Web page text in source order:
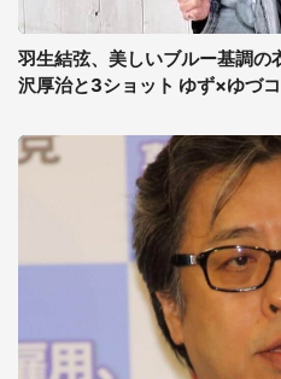
羽生結弦、美しいブルー基調の
沢厚治と3ショット ゆず×ゆづ